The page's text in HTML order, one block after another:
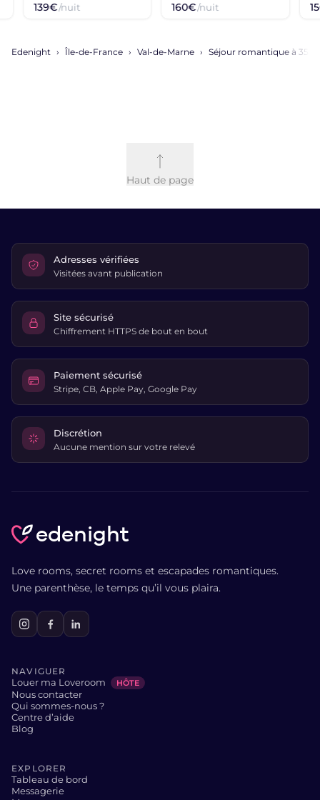
139€/nuit 160€/nuit
Edenight Île-de-France Val-de-Marne Séjour romantique à 35
Haut de page
Adresses vérifiées
Visitées avant publication
Site sécurisé
Chiffrement HTTPS de bout en bout
Paiement sécurisé
Stripe, CB, Apple Pay, Google Pay
Discrétion
Aucune mention sur votre relevé
edenight
Love rooms, secret rooms et escapades romantiques.
Une parenthèse, le temps qu’il vous plaira.
NAVIGUER
Louer ma Loveroom HÔTE
Nous contacter
Qui sommes-nous ?
Centre d’aide
Blog
EXPLORER
Tableau de bord
Messagerie